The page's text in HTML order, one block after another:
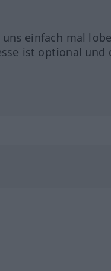
einfach mal
ist optional und